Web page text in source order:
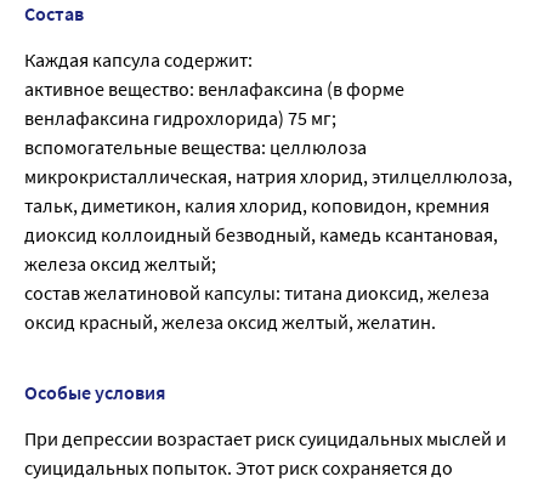
Состав
Каждая капсула содержит:
активное вещество: венлафаксина (в форме
венлафаксина гидрохлорида) 75 мг;
вспомогательные вещества: целлюлоза
микрокристаллическая, натрия хлорид, этилцеллюлоза,
тальк, диметикон, калия хлорид, коповидон, кремния
диоксид коллоидный безводный, камедь ксантановая,
железа оксид желтый;
состав желатиновой капсулы: титана диоксид, железа
оксид красный, железа оксид желтый, желатин.
Особые условия
При депрессии возрастает риск суицидальных мыслей и
суицидальных попыток. Этот риск сохраняется до